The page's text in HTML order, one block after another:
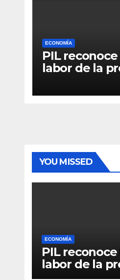
ECONOMÍA
PIL reconoce
labor de la
alimentan
YOU MISSED
ECONOMÍA
PIL reconoce
labor de la
con el